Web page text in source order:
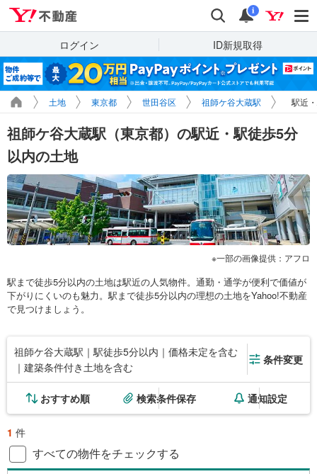
検索 通知
i
ログイン ID新規取得
土地 東京都 世田谷区 祖師ケ谷大蔵駅 駅近
祖師ケ谷大蔵駅（東京都）の駅近・駅徒歩5分
以内の土地
一部の画像提供：アフロ
駅まで徒歩5分以内の土地は駅近の人気物件。通勤・通学が便利で価値が
下がりにくいのも魅力。駅まで徒歩5分以内の理想の土地をYahoo!不動産
で見つけましょう。
祖師ケ谷大蔵駅｜駅徒歩5分以内｜価格未定を含む
｜建築条件付き土地を含む
条件変更
おすすめ順 検索条件保存 通知設定
1 件
すべての物件をチェックする